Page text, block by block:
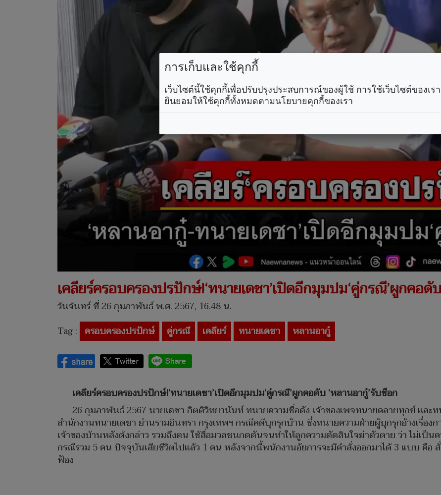
เคลียร์ครอบครองปรปักษ์!‘ทนายเดชา’เปิดอีกมุมปม‘คู่กรณี’ผูกคอดั
วันจันทร์ ที่ 26 กุมภาพันธ์ พ.ศ. 2567, 16.48 น.
Tag : ครอบครองปรปักษ์ คู่กรณี เคลียร์ ทนายเดชา หลานอากู๋
เคลียร์ครอบครองปรปักษ์!‘ทนายเดชา’เปิดอีกมุมปม‘คู่กรณี’ผูกคอดับ ‘หลานอากู๋’รับช็อก
26 กุมภาพันธ์ 2567 นายเดชา กิตติวิทยานันท์ ทนายความชื่อดัง เจ้าของเพจทนายคลายทุกข์ และท
สำนักงานทนายเดชา ย่านรามอินทรา กรุงเทพฯ กรณีคดีบุกรุกบ้าน ซึ่งทนายความฝ่ายผู้บุกรุกอ้างเรื่อง
เจ้าของบ้านหลังดังกล่าว รวมถึงตน ใช้สื่อมวลชนกดดันจนทำให้ลูกความตัดสินใจฆ่าตัวตาย ว่า ไม่เป็น
กรณีรวม 5 คน ปัจจุบันเสียชีวิตไปแล้ว 1 คน หลังจากนี้พนักงานอัยการจะมีคำสั่งออกมาได้ 3 แบบ คือ
ฟ้อง
การเก็บและใช้คุกกี้
เว็บไซต์นี้ใช้คุกกี้เพื่อปรับปรุงประสบการณ์ของผู้ใช้ การใช้เว็บไซต์ของเ
ยินยอมให้ใช้คุกกี้ทั้งหมดตามนโยบายคุกกี้ของเรา